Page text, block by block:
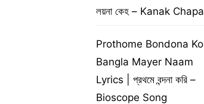
লয়না কেহ – Kanak Chapa
Prothome Bondona
Bangla Mayer Naam
Lyrics | প্রথমে বন্দনা করি –
Bioscope Song